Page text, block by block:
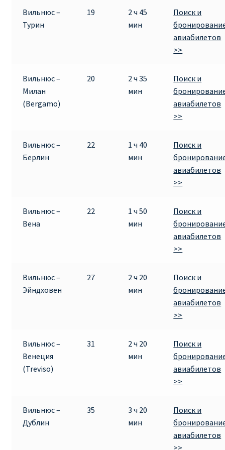
АВИАБИЛЕТЫ ВИЛЬНЮС БАРСЕЛОНА
Акции RYANAIR из Варшавы
БИЛЕТЫ RYANAIR | ПОИСК ЛУЧШЕЙ ЦЕНЫ |
ДЕШЕВЫЕ АВИАБИЛЕТЫ В БАРСЕЛОНУ
Вильнюс –
Турин
19
2 ч 45
мин
Поиск и
авиабилетов
>>
Вильнюс –
Милан
(Bergamo)
20
2 ч 35
мин
Поиск и
авиабилетов
>>
Вильнюс –
Берлин
22
1 ч 40
мин
Поиск и
авиабилетов
>>
Вильнюс –
Вена
22
1 ч 50
мин
Поиск и
авиабилетов
>>
Вильнюс –
Эйндховен
27
2 ч 20
мин
Поиск и
авиабилетов
>>
Вильнюс –
Венеция
(Treviso)
31
2 ч 20
мин
Поиск и
авиабилетов
>>
Вильнюс –
Дублин
35
3 ч 20
мин
Поиск и
авиабилетов
>>